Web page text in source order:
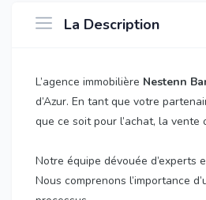
La Description
L’agence immobilière Nestenn
d’Azur. En tant que votre
que ce soit pour l’achat, la
Notre équipe dévouée d’experts
Nous comprenons l’importance